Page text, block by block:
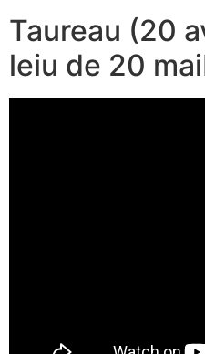
Taureau (20
leiu de 20